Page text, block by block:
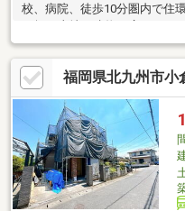
校、病院、徒歩10分圏内で住
イント☆・弊社は、金融機関
宅ローン、事業資金、 その
ります！・住宅の探し方、そ
様に情報提供をしております
のお悩みごとも、気軽にご
福岡県北九州市小